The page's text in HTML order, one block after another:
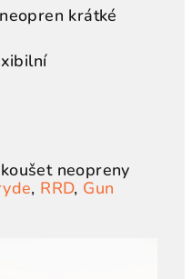
krátké
neopreny
, RRD, Gun